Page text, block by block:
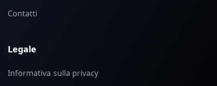
Contatti
Legale
Informativa sulla privacy